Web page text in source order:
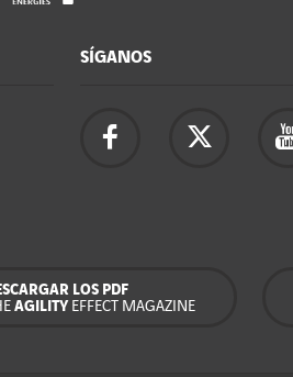
SÍGANOS
LOS PDF
AGILITY EFFECT MAGAZINE